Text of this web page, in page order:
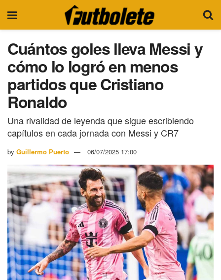
Cuántos goles lleva Messi y
cómo lo logró en menos
partidos que Cristiano
Ronaldo
Una rivalidad de leyenda que sigue escribiendo
capítulos en cada jornada con Messi y CR7
by Guillermo Puerto 06/07/2025 17:00